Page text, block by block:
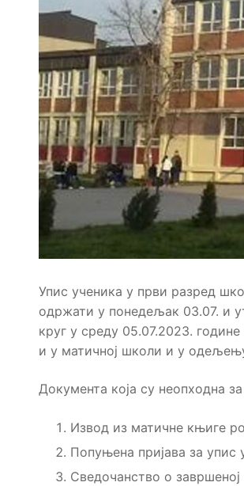
Упис ученика у први разред
одржати у понедељак 03.07. и
круг у среду 05.07.2023.
и у матичној школи и у
Документа која су неопходна
Извод из матичне књиге
Попуњена пријава за
Сведочанство о